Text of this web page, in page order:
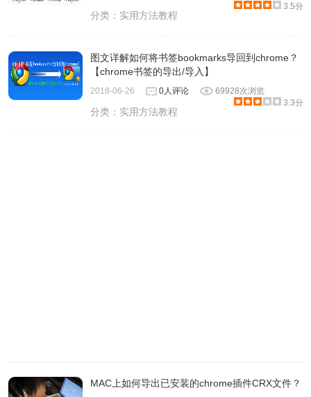
3.5分
分类： 实用方法教程
图文详解如何将书签bookmarks导回到chrome？
【chrome书签的导出/导入】
2018-06-26 0人评论
69928次浏览
3.3分
分类： 实用方法教程
MAC上如何导出已安装的chrome插件CRX文件？